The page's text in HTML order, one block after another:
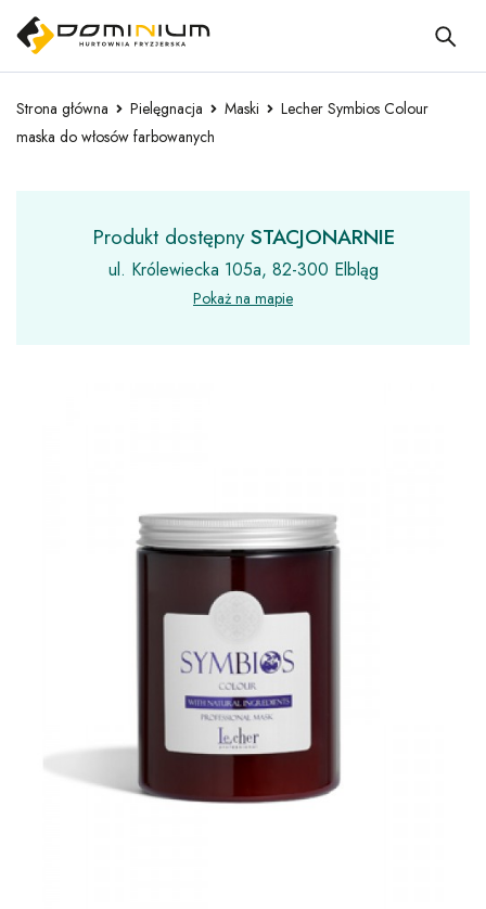
Strona główna Pielęgnacja Maski
Lecher Symbios Colour
maska do włosów farbowanych
Produkt dostępnySTACJONARNIE
ul. Królewiecka 105a, 82-300 Elbląg
Pokaż na mapie